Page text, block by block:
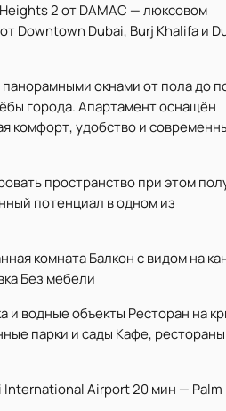
2 от DAMAC — люксовом
Downtown Dubai, Burj Khalifa и
окнами от пола до
города. Апартамент оснащён
комфорт, удобство и
пространство при этом
потенциал в одном из
комната Балкон с видом на
Без мебели
и водные объекты Ресторан на
парки и сады Кафе,
International Airport 20 мин — Palm